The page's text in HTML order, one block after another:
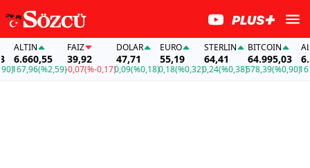
ALTIN
6.660,55
(%2,59)
FAİZ
39,92
-0,07(%-0,17)
DOLAR
47,71
0,09(%0,18)
EURO
55,19
0,18(%0,32)
STERLIN
64,41
0,24(%0,38)
BITCOIN
64.995,03
578,39(%0,90)